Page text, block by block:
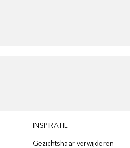
INSPIRATIE
Gezichtshaar verwijderen